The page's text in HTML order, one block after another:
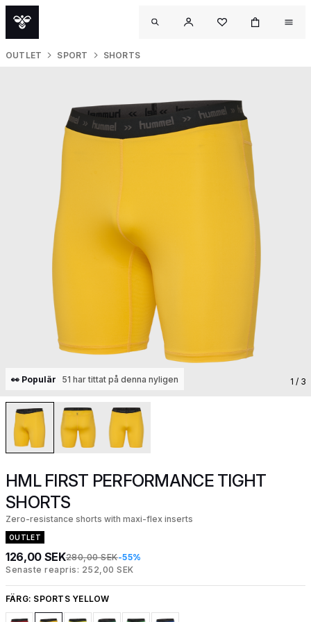
OUTLET SPORT SHORTS
👀 Populär 51 har tittat på denna nyligen 1 / 3
HML FIRST PERFORMANCE TIGHT
SHORTS
Zero-resistance shorts with maxi-flex inserts
OUTLET
126,00 SEK280,00 SEK-55%
Senaste reapris: 252,00 SEK
FÄRG: SPORTS YELLOW